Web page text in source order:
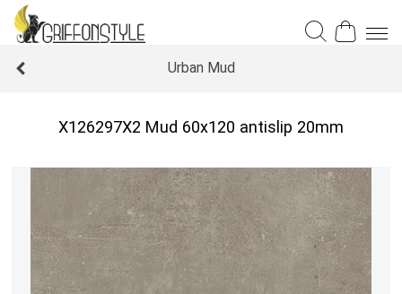
Urban Mud
X126297X2 Mud 60x120 antislip 20mm